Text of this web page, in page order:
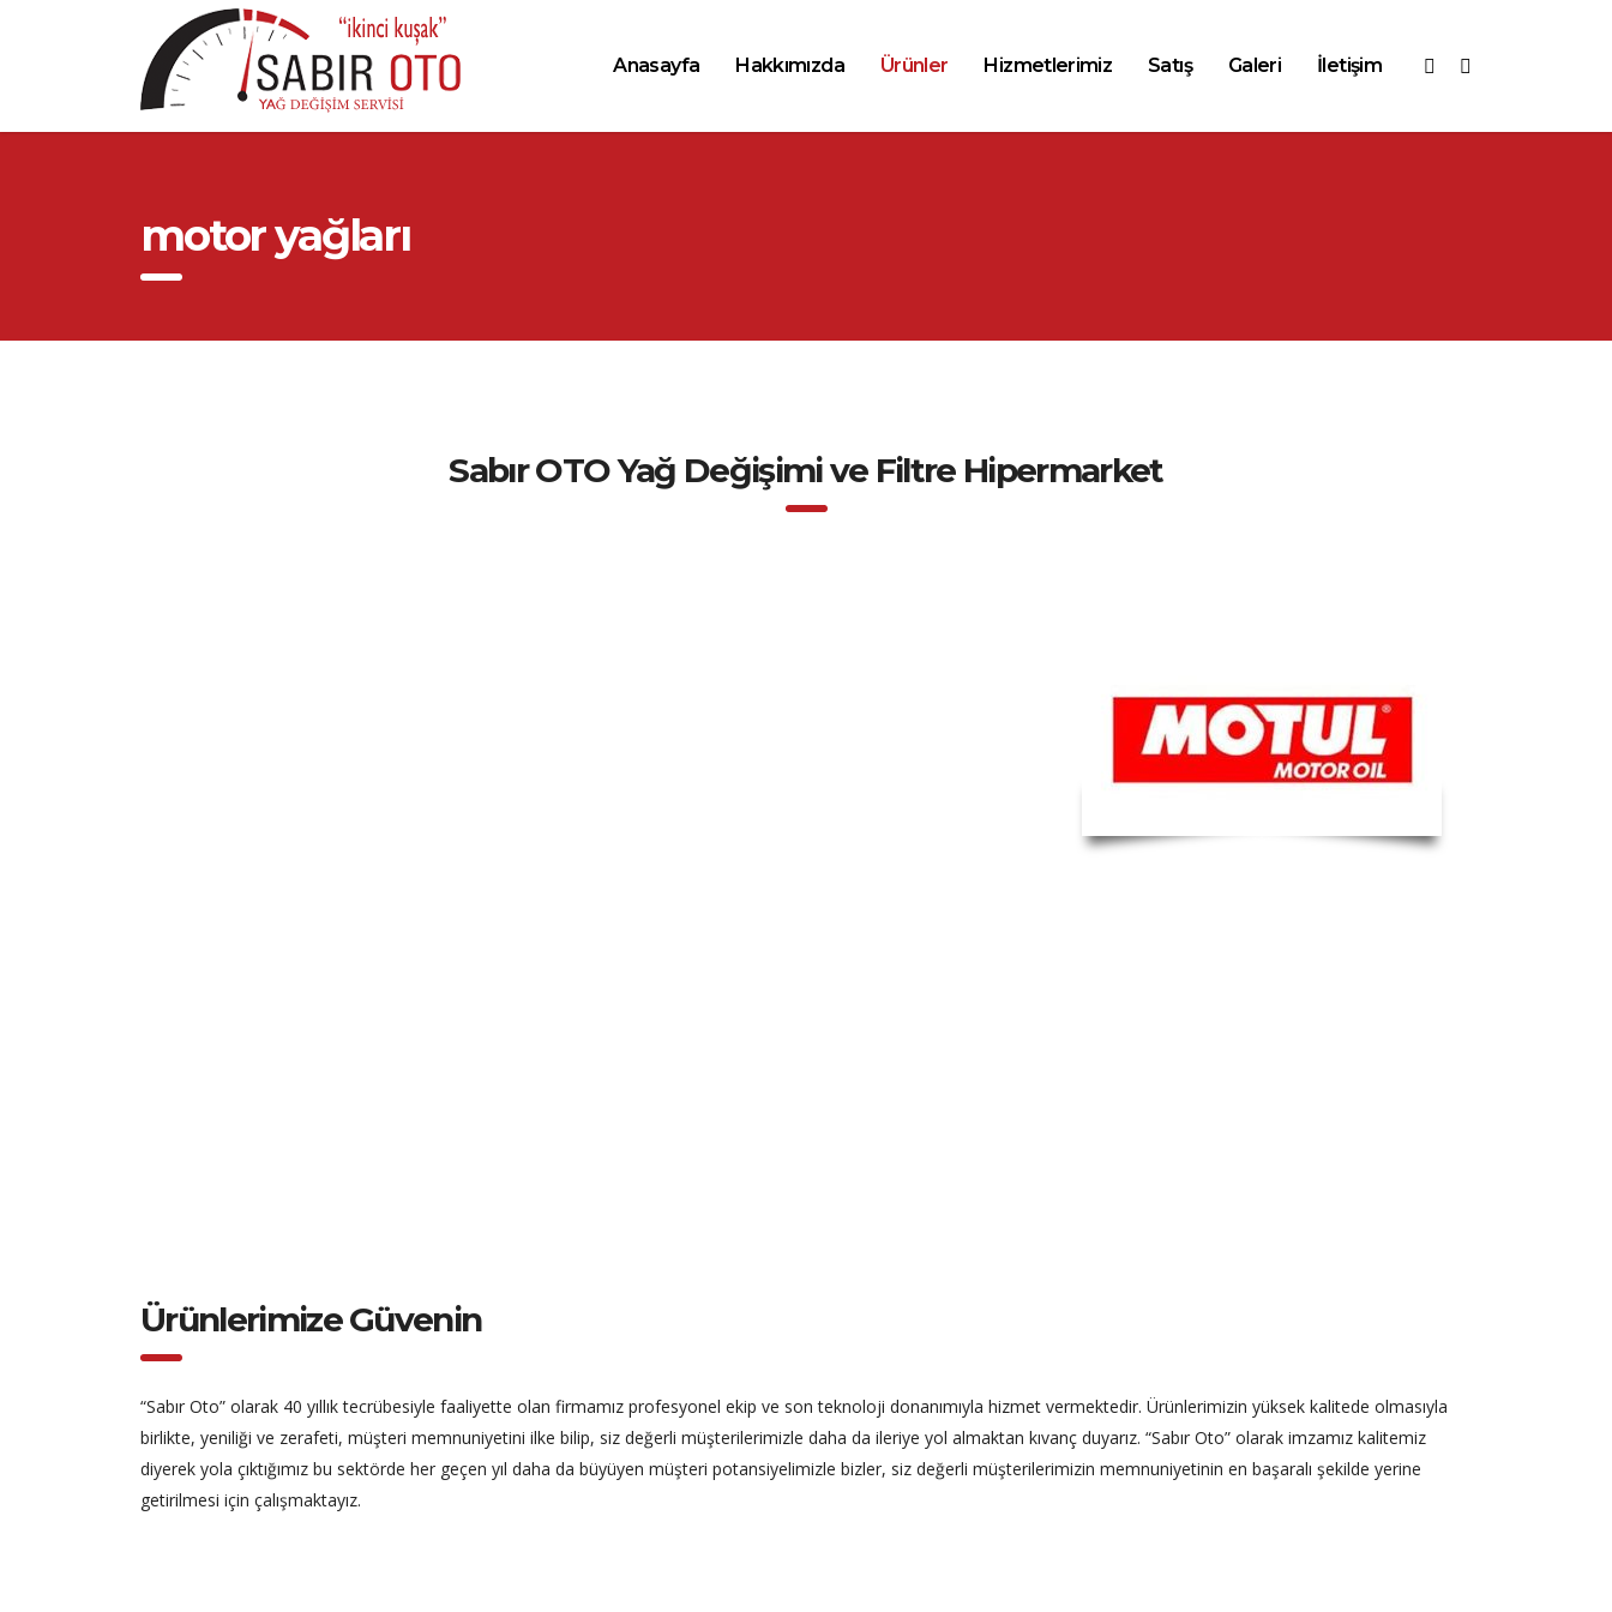
Anasayfa Hakkımızda Ürünler Hizmetlerimiz Satış Galeri İletişim
motor yağları
Sabır OTO Yağ Değişimi ve Filtre Hipermarket
Ürünlerimize Güvenin
“Sabır Oto” olarak 40 yıllık tecrübesiyle faaliyette olan firmamız profesyonel ekip ve son teknoloji donanımıyla hizmet vermektedir. Ürünlerimizin yüksek kalitede olmasıyla
birlikte, yeniliği ve zerafeti, müşteri memnuniyetini ilke bilip, siz değerli müşterilerimizle daha da ileriye yol almaktan kıvanç duyarız. “Sabır Oto” olarak imzamız kalitemiz
diyerek yola çıktığımız bu sektörde her geçen yıl daha da büyüyen müşteri potansiyelimizle bizler, siz değerli müşterilerimizin memnuniyetinin en başaralı şekilde yerine
getirilmesi için çalışmaktayız.